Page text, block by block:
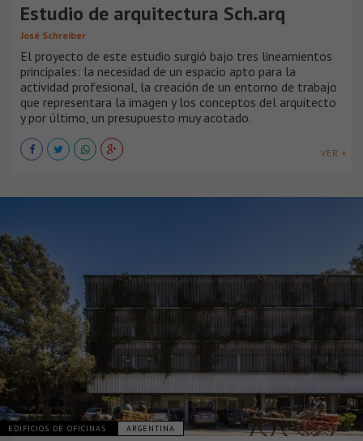
Estudio de arquitectura Sch.arq
José Schreiber
El proyecto de este estudio surgió bajo tres lineamientos
principales: la necesidad de un espacio apto para la
actividad profesional, la creación de un entorno de trabajo
que representara la imagen y los conceptos del arquitecto
y por último, un presupuesto muy acotado.
VER +
EDIFICIOS DE OFICINAS ARGENTINA